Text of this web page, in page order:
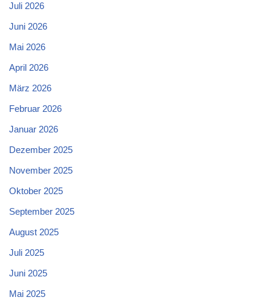
Juli 2026
Juni 2026
Mai 2026
April 2026
März 2026
Februar 2026
Januar 2026
Dezember 2025
November 2025
Oktober 2025
September 2025
August 2025
Juli 2025
Juni 2025
Mai 2025